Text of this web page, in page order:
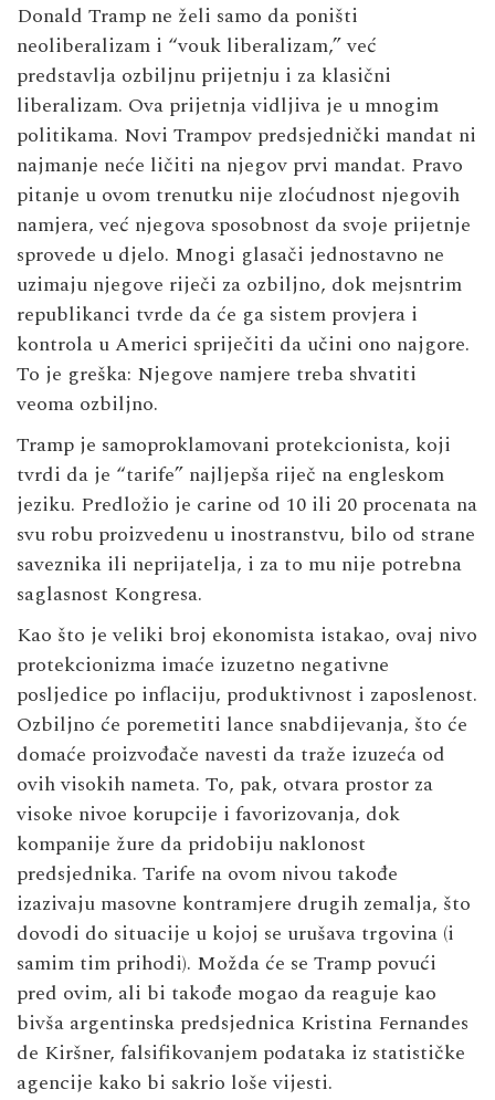
Donald Tramp ne želi samo da poništi
neoliberalizam i “vouk liberalizam,” već
predstavlja ozbiljnu prijetnju i za klasični
liberalizam. Ova prijetnja vidljiva je u mnogim
politikama. Novi Trampov predsjednički mandat ni
najmanje neće ličiti na njegov prvi mandat. Pravo
pitanje u ovom trenutku nije zloćudnost njegovih
namjera, već njegova sposobnost da svoje prijetnje
sprovede u djelo. Mnogi glasači jednostavno ne
uzimaju njegove riječi za ozbiljno, dok mejsntrim
republikanci tvrde da će ga sistem provjera i
kontrola u Americi spriječiti da učini ono najgore.
To je greška: Njegove namjere treba shvatiti
veoma ozbiljno.
Tramp je samoproklamovani protekcionista, koji
tvrdi da je “tarife” najljepša riječ na engleskom
jeziku. Predložio je carine od 10 ili 20 procenata na
svu robu proizvedenu u inostranstvu, bilo od strane
saveznika ili neprijatelja, i za to mu nije potrebna
saglasnost Kongresa.
Kao što je veliki broj ekonomista istakao, ovaj nivo
protekcionizma imaće izuzetno negativne
posljedice po inflaciju, produktivnost i zaposlenost.
Ozbiljno će poremetiti lance snabdijevanja, što će
domaće proizvođače navesti da traže izuzeća od
ovih visokih nameta. To, pak, otvara prostor za
visoke nivoe korupcije i favorizovanja, dok
kompanije žure da pridobiju naklonost
predsjednika. Tarife na ovom nivou takođe
izazivaju masovne kontramjere drugih zemalja, što
dovodi do situacije u kojoj se urušava trgovina (i
samim tim prihodi). Možda će se Tramp povući
pred ovim, ali bi takođe mogao da reaguje kao
bivša argentinska predsjednica Kristina Fernandes
de Kiršner, falsifikovanjem podataka iz statističke
agencije kako bi sakrio loše vijesti.